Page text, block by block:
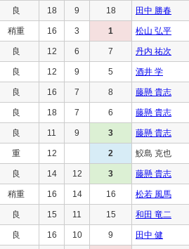
良 18 9 18 田中 勝春
稍重 16 3 1 松山 弘平
良 12 6 7 丹内 祐次
良 12 9 5 酒井 学
良 16 7 8 藤懸 貴志
良 18 7 6 藤懸 貴志
良 11 9 3 藤懸 貴志
重 12 2 鮫島 克也
良 14 12 3 藤懸 貴志
稍重 16 14 16 松若 風馬
良 15 11 15 和田 竜二
良 16 10 9 田中 健